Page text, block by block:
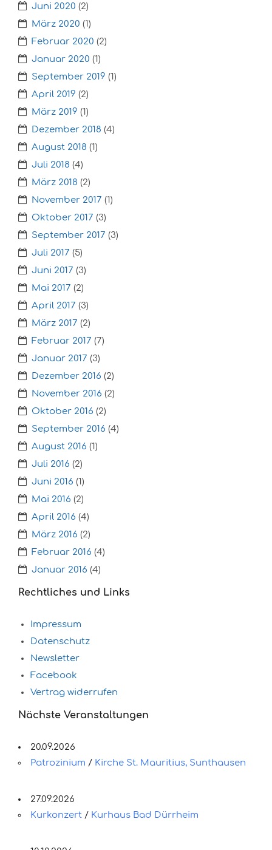
Juni 2020 (2)
März 2020 (1)
Februar 2020 (2)
Januar 2020 (1)
September 2019 (1)
April 2019 (2)
März 2019 (1)
Dezember 2018 (4)
August 2018 (1)
Juli 2018 (4)
März 2018 (2)
November 2017 (1)
Oktober 2017 (3)
September 2017 (3)
Juli 2017 (5)
Juni 2017 (3)
Mai 2017 (2)
April 2017 (3)
März 2017 (2)
Februar 2017 (7)
Januar 2017 (3)
Dezember 2016 (2)
November 2016 (2)
Oktober 2016 (2)
September 2016 (4)
August 2016 (1)
Juli 2016 (2)
Juni 2016 (1)
Mai 2016 (2)
April 2016 (4)
März 2016 (2)
Februar 2016 (4)
Januar 2016 (4)
Rechtliches und Links
Impressum
Datenschutz
Newsletter
Facebook
Vertrag widerrufen
Nächste Veranstaltungen
20.09.2026
Patrozinium / Kirche St. Mauritius, Sunthausen
27.09.2026
Kurkonzert / Kurhaus Bad Dürrheim